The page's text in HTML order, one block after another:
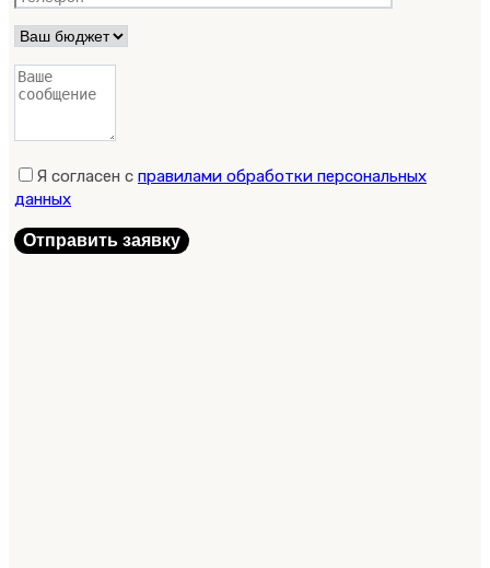
Я согласен с правилами обработки персональных
данных